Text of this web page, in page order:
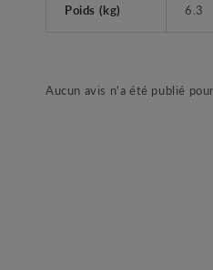
Poids (kg) 6.3
Aucun avis n'a été publié